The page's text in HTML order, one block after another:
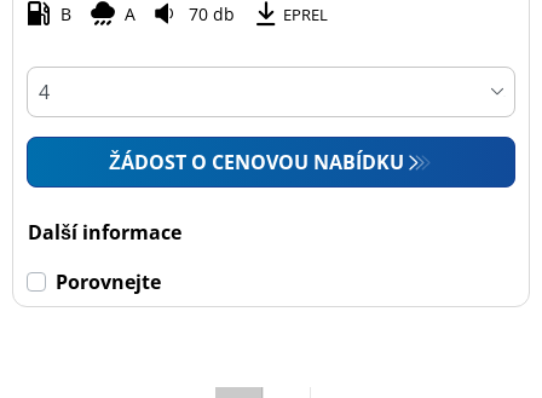
B A 70 db EPREL
ŽÁDOST O CENOVOU NABÍDKU
Další informace
Porovnejte